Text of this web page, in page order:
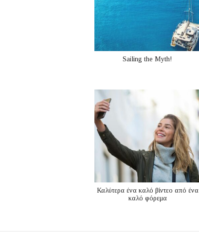
Sailing the Myth!
Καλύτερα ένα καλό βίντεο από ένα
καλό φόρεμα